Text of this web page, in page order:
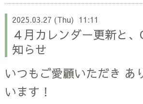
2025.03.27 (Thu) 11:11
４月カレンダー更新と
知らせ
いつもご愛顧いただき あ
います！